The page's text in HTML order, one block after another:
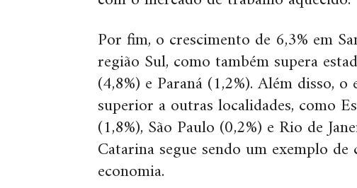
Por fim, o crescimento de 6,3% em
região Sul, como também supera
(4,8%) e Paraná (1,2%). Além disso,
superior a outras localidades, como
(1,8%), São Paulo (0,2%) e Rio de
Catarina segue sendo um exemplo
economia.